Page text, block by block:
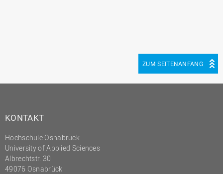
ZUM SEITENANFANG
KONTAKT
Hochschule Osnabrück
University of Applied Sciences
Albrechtstr. 30
49076 Osnabrück